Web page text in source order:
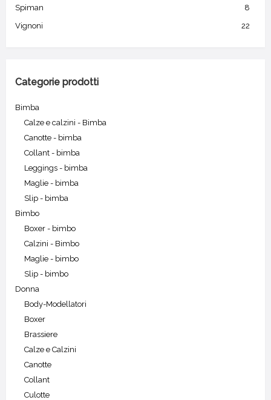
Spiman
8
Vignoni
22
Categorie prodotti
Bimba
Calze e calzini - Bimba
Canotte - bimba
Collant - bimba
Leggings - bimba
Maglie - bimba
Slip - bimba
Bimbo
Boxer - bimbo
Calzini - Bimbo
Maglie - bimbo
Slip - bimbo
Donna
Body-Modellatori
Boxer
Brassiere
Calze e Calzini
Canotte
Collant
Culotte